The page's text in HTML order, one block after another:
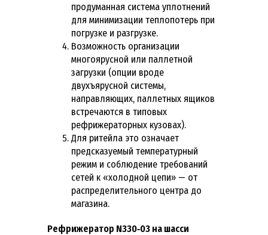
продуманная система уплотнений
для минимизации теплопотерь при
погрузке и разгрузке.
Возможность организации
многоярусной или паллетной
загрузки (опции вроде
двухъярусной системы,
направляющих, паллетных ящиков
встречаются в типовых
рефрижераторных кузовах).
Для ритейла это означает
предсказуемый температурный
режим и соблюдение требований
сетей к «холодной цепи» — от
распределительного центра до
магазина.
Рефрижератор N330‑03 на шасси